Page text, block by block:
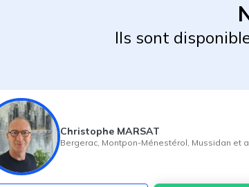
Ils sont
Christophe MARSAT
Bergerac Montpon-Ménestérol Mussidan et